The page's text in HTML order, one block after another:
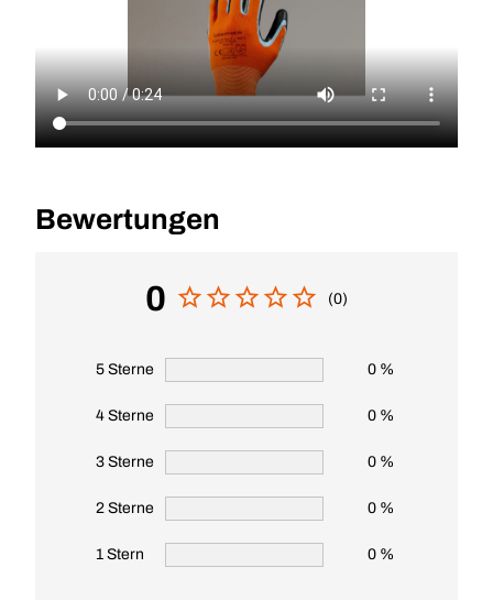
Bewertungen
0 (0)
5 Sterne 0 %
4 Sterne 0 %
3 Sterne 0 %
2 Sterne 0 %
1 Stern 0 %